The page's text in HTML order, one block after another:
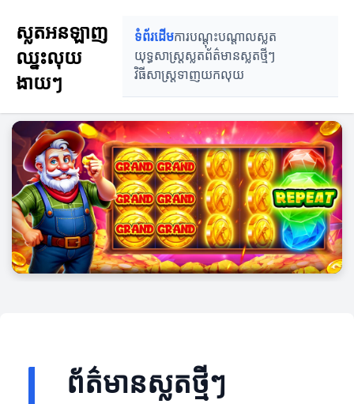
ស្លតអនឡាញ
ឈ្នះលុយ
ងាយៗ
ទំព័រដើមការបណ្តុះបណ្តាលស្លត
យុទ្ធសាស្ត្រស្លតព័ត៌មានស្លតថ្មីៗ
វិធីសាស្ត្រទាញយកលុយ
ព័ត៌មានស្លតថ្មីៗ